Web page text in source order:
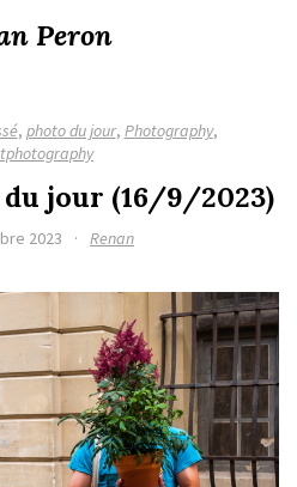
Peron
, photo du jour, Photography,
jour (16/9/2023)
2023 · Renan